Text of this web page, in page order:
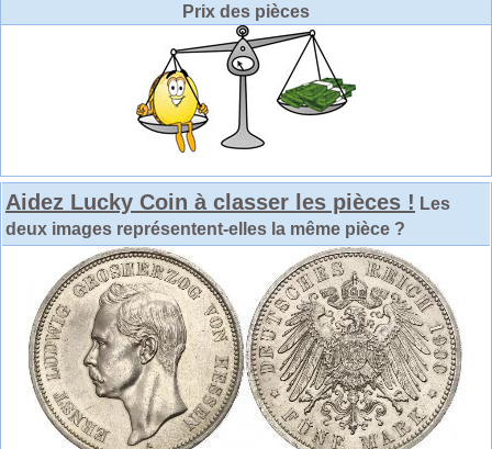
Prix des pièces
Aidez Lucky Coin à classer les pièces ! Les
deux images représentent-elles la même pièce ?